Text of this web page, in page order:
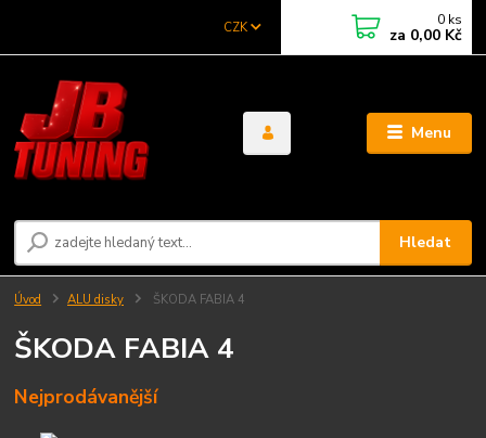
Menu
CZK
Hledat
0 ks
za 0,00 Kč
Úvod ALU disky ŠKODA FABIA 4
ŠKODA FABIA 4
Nejprodávanější